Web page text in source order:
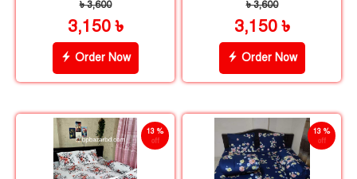
৳ 3,600
3,150 ৳
Order Now
৳ 3,600
3,150 ৳
Order Now
13 %
off
13 %
off